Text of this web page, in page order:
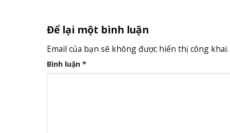
Để lại một bình luận
Email của bạn sẽ không được hiển thị công khai.
Bình luận *